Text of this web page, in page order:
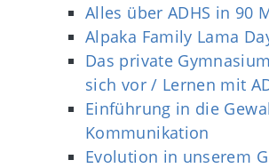
Alles über ADHS in 90
Alpaka Family Lama
Das private
sich vor / Lernen mit
Einführung in die
Kommunikation
Evolution in unserem